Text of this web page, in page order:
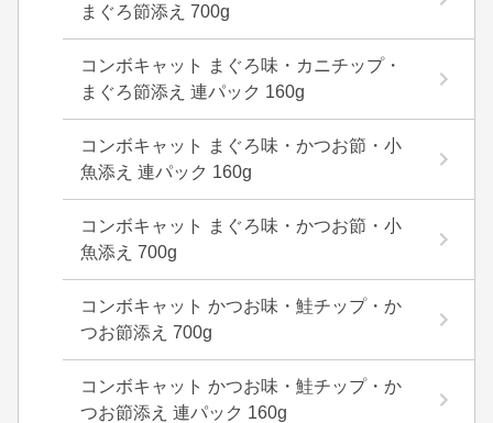
まぐろ節添え 700g
コンボキャット まぐろ味・カニチップ・
まぐろ節添え 連パック 160g
コンボキャット まぐろ味・かつお節・小
魚添え 連パック 160g
コンボキャット まぐろ味・かつお節・小
魚添え 700g
コンボキャット かつお味・鮭チップ・か
つお節添え 700g
コンボキャット かつお味・鮭チップ・か
つお節添え 連パック 160g